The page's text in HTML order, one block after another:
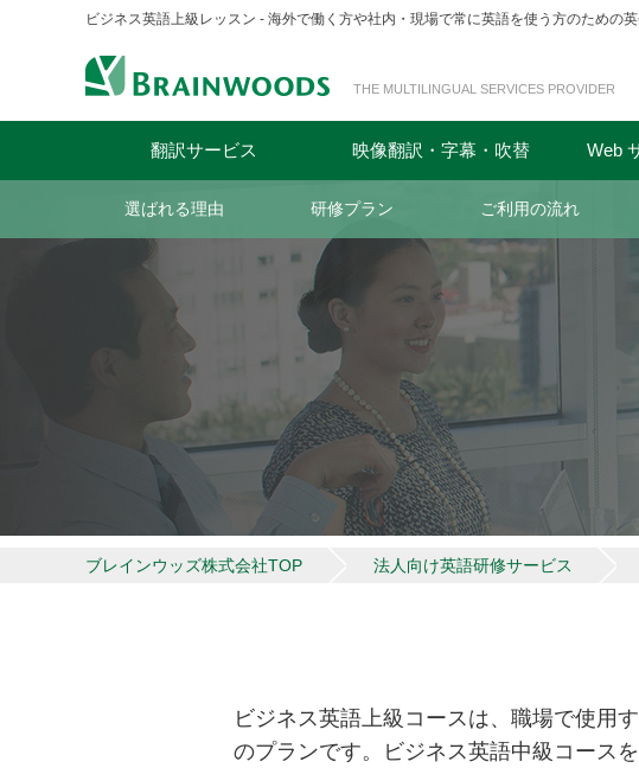
ビジネス英語上級レッスン - 海外で働く方や社内・現場で常に英語を使う方のための英
THE MULTILINGUAL SERVICES PROVIDER
翻訳サービス 映像翻訳・字幕・吹替 Web
選ばれる理由 研修プラン ご利用の流れ
ブレインウッズ株式会社TOP 法人向け英語研修サービス
ビジネス英語上級コースは、職場で使用
のプランです。ビジネス英語中級コース